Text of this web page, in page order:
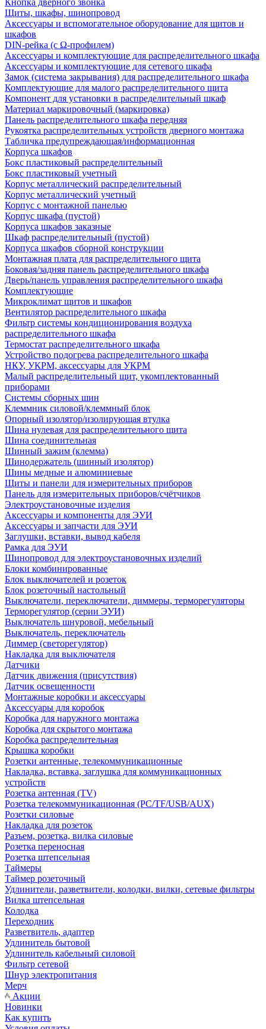
Кнопка дверного звонка
Щиты, шкафы, шинопровод
Аксессуары и вспомогательное оборудование для щитов и
шкафов
DIN-рейка (с Ω-профилем)
Аксессуары и комплектующие для распределительного шкафа
Аксессуары и комплектующие для сетевого шкафа
Замок (система закрывания) для распределительного шкафа
Комплектующие для малого распределительного щита
Компонент для установки в распределительный шкаф
Материал маркировочный (маркировка)
Панель распределительного шкафа передняя
Рукоятка распределительных устройств дверного монтажа
Табличка предупреждающая/информационная
Корпуса шкафов
Бокс пластиковый распределительный
Бокс пластиковый учетный
Корпус металлический распределительный
Корпус металлический учетный
Корпус с монтажной панелью
Корпус шкафа (пустой)
Корпуса шкафов заказные
Шкаф распределительный (пустой)
Корпуса шкафов сборной конструкции
Монтажная плата для распределительного щита
Боковая/задняя панель распределительного шкафа
Дверь/панель управления распределительного шкафа
Комплектующие
Микроклимат щитов и шкафов
Вентилятор распределительного шкафа
Фильтр системы кондиционирования воздуха
распределительного шкафа
Термостат распределительного шкафа
Устройство подогрева распределительного шкафа
НКУ, УКРМ, аксессуары для УКРМ
Малый распределительный щит, укомплектованный
приборами
Системы сборных шин
Клеммник силовой/клеммный блок
Опорный изолятор/изолирующая втулка
Шина нулевая для распределительного щита
Шина соединительная
Шинный зажим (клемма)
Шинодержатель (шинный изолятор)
Шины медные и алюминиевые
Щиты и панели для измерительных приборов
Панель для измерительных приборов/счётчиков
Электроустановочные изделия
Аксессуары и компоненты для ЭУИ
Аксессуары и запчасти для ЭУИ
Заглушки, вставки, вывод кабеля
Рамка для ЭУИ
Шинопровод для электроустановочных изделий
Блоки комбинированные
Блок выключателей и розеток
Блок розеточный настольный
Выключатели, переключатели, диммеры, терморегуляторы
Терморегулятор (серии ЭУИ)
Выключатель шнуровой, мебельный
Выключатель, переключатель
Диммер (светорегулятор)
Накладка для выключателя
Датчики
Датчик движения (присутствия)
Датчик освещенности
Монтажные коробки и аксессуары
Аксессуары для коробок
Коробка для наружного монтажа
Коробка для скрытого монтажа
Коробка распределительная
Крышка коробки
Розетки антенные, телекоммуникационные
Накладка, вставка, заглушка для коммуникационных
устройств
Розетка антенная (TV)
Розетка телекоммуникационная (PC/TF/USB/AUX)
Розетки силовые
Накладка для розеток
Разъем, розетка, вилка силовые
Розетка переносная
Розетка штепсельная
Таймеры
Таймер розеточный
Удлинители, разветвители, колодки, вилки, сетевые фильтры
Вилка штепсельная
Колодка
Переходник
Разветвитель, адаптер
Удлинитель бытовой
Удлинитель кабельный силовой
Фильтр сетевой
Шнур электропитания
Мерч
Акции
Новинки
Как купить